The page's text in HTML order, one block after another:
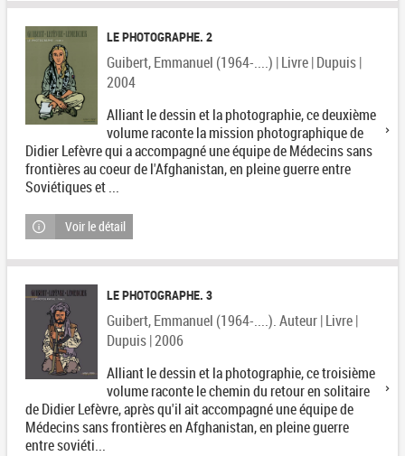
LE PHOTOGRAPHE. 2
Guibert, Emmanuel (1964-....) | Livre | Dupuis |
2004
Alliant le dessin et la photographie, ce deuxième
volume raconte la mission photographique de
Didier Lefèvre qui a accompagné une équipe de Médecins sans
frontières au coeur de l'Afghanistan, en pleine guerre entre
Soviétiques et ...
Voir le détail
LE PHOTOGRAPHE. 3
Guibert, Emmanuel (1964-....). Auteur | Livre |
Dupuis | 2006
Alliant le dessin et la photographie, ce troisième
volume raconte le chemin du retour en solitaire
de Didier Lefèvre, après qu'il ait accompagné une équipe de
Médecins sans frontières en Afghanistan, en pleine guerre
entre soviéti...